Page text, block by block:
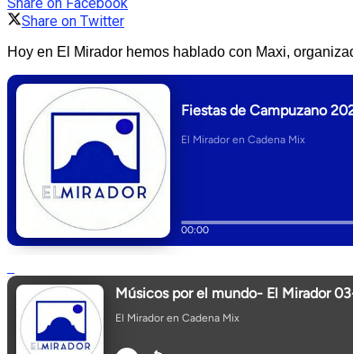
Share on Facebook
Share on Twitter
Hoy en El Mirador hemos hablado con Maxi,